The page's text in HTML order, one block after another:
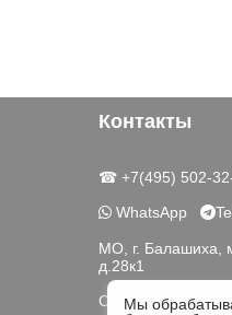
Контакты
☎ +7(495) 502-
WhatsApp
МО, г. Балашиха,
д.28к1
Схема проезда
Мы